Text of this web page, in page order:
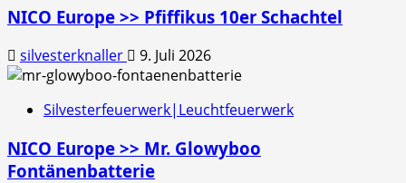
NICO Europe >> Pfiffikus 10er Schachtel
silvesterknaller 9. Juli 2026
Silvesterfeuerwerk|Leuchtfeuerwerk
NICO Europe >> Mr. Glowyboo
Fontänenbatterie